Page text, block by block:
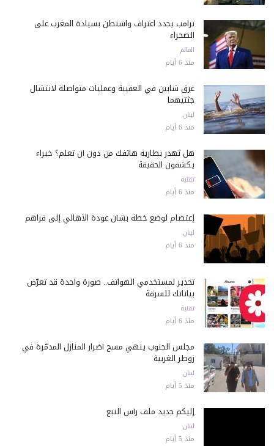
ترامب يجدد اعتراف واشنطن بسيادة المغرب على
الصحراء
العالم
منذ 6 أيام
غرق شابين في العقيبة وعمليات متواصلة لانتشال
جثتيهما
لبنان
منذ 6 أيام
هل تُهدر بطارية هاتفك من دون أن تعلم؟ خبراء
يكشفون الحقيقة
تقنية
منذ 6 أيام
إعتصام لوضع خطة بشأن عودة الأهالي إلى قراهم
لبنان
منذ 6 أيام
تحذير لمستخدمي الهواتف.. صورة واحدة قد تعرّض
بياناتك للسرقة
تقنية
منذ 6 أيام
مجلس الجنوب ينهي مسح أضرار المنازل المدمّرة في
زوطر الغربية
لبنان
منذ 5 أيام
إليكم جديد ملف رأس النبع
لبنان
منذ 5 أيام